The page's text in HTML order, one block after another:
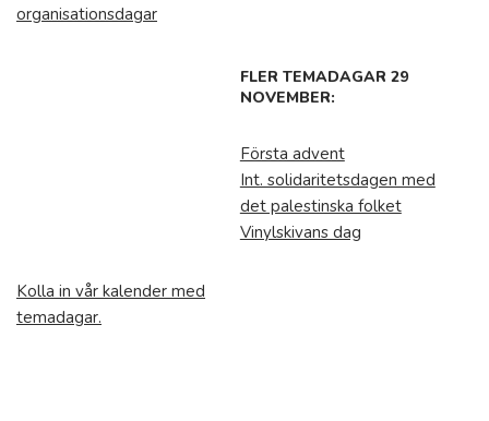
organisationsdagar
FLER TEMADAGAR 29
NOVEMBER:
Första advent
Int. solidaritetsdagen med
det palestinska folket
Vinylskivans dag
Kolla in vår kalender med
temadagar.